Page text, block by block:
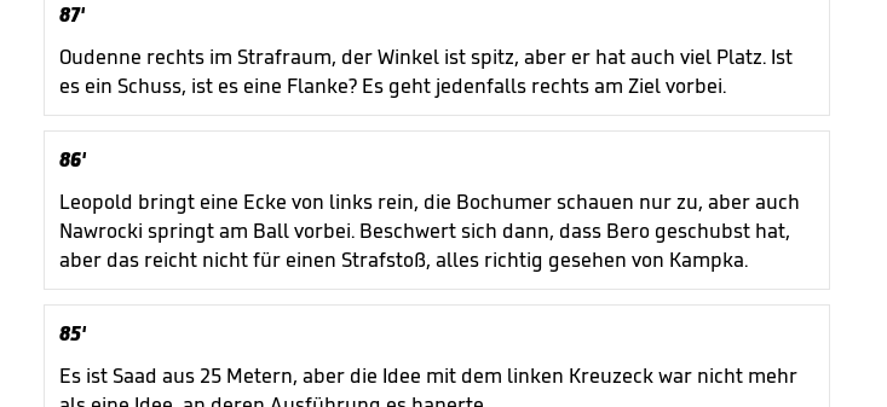
87'
Oudenne rechts im Strafraum, der Winkel ist spitz, aber er hat auch viel Platz. Ist
es ein Schuss, ist es eine Flanke? Es geht jedenfalls rechts am Ziel vorbei.
86'
Leopold bringt eine Ecke von links rein, die Bochumer schauen nur zu, aber auch
Nawrocki springt am Ball vorbei. Beschwert sich dann, dass Bero geschubst hat,
aber das reicht nicht für einen Strafstoß, alles richtig gesehen von Kampka.
85'
Es ist Saad aus 25 Metern, aber die Idee mit dem linken Kreuzeck war nicht mehr